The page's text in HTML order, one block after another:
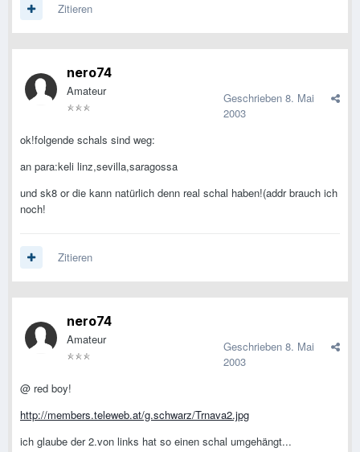
Zitieren
nero74
Amateur Geschrieben 8. Mai
2003
ok!folgende schals sind weg:
an para:keli linz,sevilla,saragossa
und sk8 or die kann natürlich denn real schal haben!(addr brauch ich
noch!
Zitieren
nero74
Amateur Geschrieben 8. Mai
2003
@ red boy!
http://members.teleweb.at/g.schwarz/Trnava2.jpg
ich glaube der 2.von links hat so einen schal umgehängt...